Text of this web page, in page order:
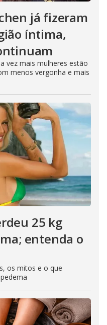
já fizeram
íntima,
vez mais mulheres estão
menos vergonha e mais
25 kg
entenda o
os mitos e o que